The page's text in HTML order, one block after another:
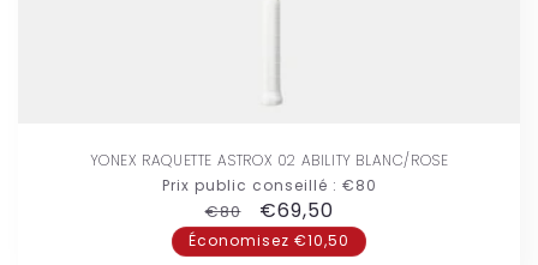
YONEX RAQUETTE ASTROX 02 ABILITY BLANC/ROSE
Prix public conseillé : €80
Prix
habituel
€80
Prix
promotionnel
€69,50
Économisez €10,50